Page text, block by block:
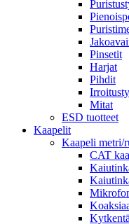
Pinsetit
Harjat
Pihdit
Mitat
ESD tuotteet
Kaapelit
Kaapeli metri/
CAT